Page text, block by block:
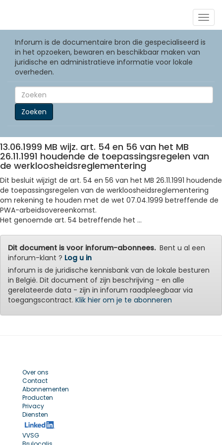
Inforum is de documentaire bron die gespecialiseerd is
in het opzoeken, bewaren en beschikbaar maken van
juridische en administratieve informatie voor lokale
overheden.
Zoeken
13.06.1999 MB wijz. art. 54 en 56 van het MB
26.11.1991 houdende de toepassingsregelen van
de werkloosheidsreglementering
Dit besluit wijzigt de art. 54 en 56 van het MB 26.11.1991 houdende
de toepassingsregelen van de werkloosheidsreglementering
om rekening te houden met de wet 07.04.1999 betreffende de
PWA-arbeidsovereenkomst.
Het genoemde art. 54 betreffende het ...
Dit document is voor inforum-abonnees.Bent u al een
inforum-klant ? Log u in
inforum is de juridische kennisbank van de lokale besturen
in België. Dit document of zijn beschrijving - en alle
gerelateerde data - zijn in inforum raadpleegbaar via
toegangscontract. Klik hier om je te abonneren
Over ons
Contact
Abonnementen
Producten
Privacy
Diensten
VVSG